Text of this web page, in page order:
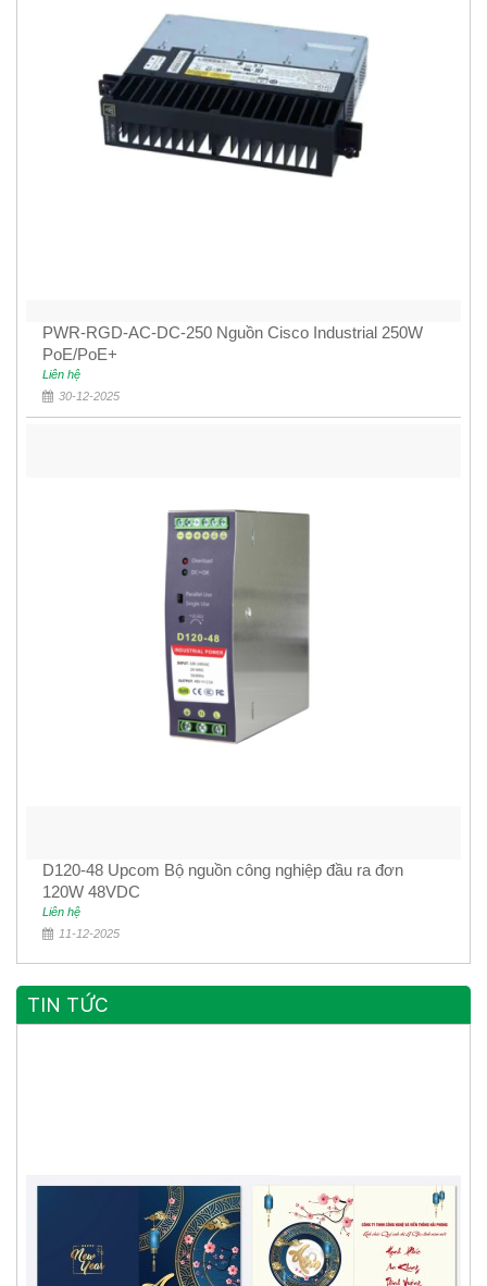
PWR-RGD-AC-DC-250 Nguồn Cisco Industrial 250W
PoE/PoE+
Liên hệ
30-12-2025
D120-48 Upcom Bộ nguồn công nghiệp đầu ra đơn
120W 48VDC
Liên hệ
11-12-2025
TIN TỨC